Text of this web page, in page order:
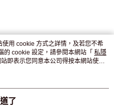
用 cookie 方式之詳情，及若您不希
的 cookie 設定，請參閱本網站「 私隱
即表示您同意本公司得按本網站使用
了